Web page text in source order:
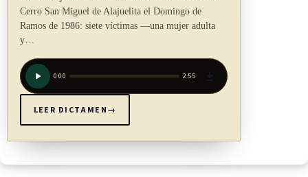
mediante contratos escritos en conformidad con la legislación
nacional o con convenios colectivos, que incluyan en
particular:
a) el nombre y los apellidos del empleador y del trabajador y
la dirección respectiva;
c) la fecha de inicio del contrato y, cuando este se suscriba
Cerro San Miguel de Alajuelita el Domingo de
Ramos de 1986: siete víctimas —una mujer adulta
y…
0:00 2:55
LEER DICTAMEN→